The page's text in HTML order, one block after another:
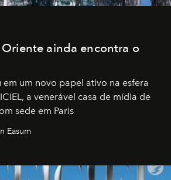
ainda encontra o
um novo papel ativo na esfera
a venerável casa de mídia de
sede em Paris
Easum